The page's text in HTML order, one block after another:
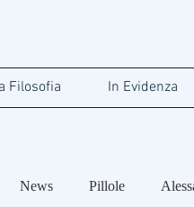
Filosofia In Evidenza
News Pillole